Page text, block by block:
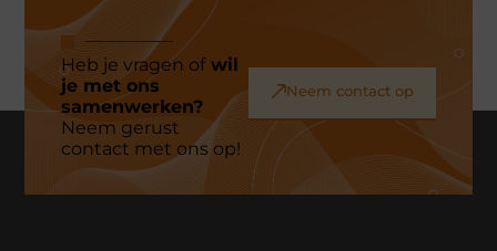
Heb je vragen ofwil
je met ons
samenwerken?
Neem gerust
contact met ons op!
Neem contact op